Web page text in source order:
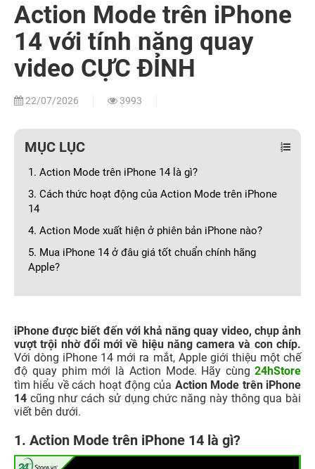
Action Mode trên iPhone
14 với tính năng quay
video CỰC ĐỈNH
22/07/2026 3993
MỤC LỤC
1. Action Mode trên iPhone 14 là gì?
3. Cách thức hoạt động của Action Mode trên iPhone
14
4. Action Mode xuất hiện ở phiên bản iPhone nào?
5. Mua iPhone 14 ở đâu giá tốt chuẩn chính hãng
Apple?
iPhone được biết đến với khả năng quay video, chụp ảnh
vượt trội nhờ đổi mới về hiệu năng camera và con chíp.
Với dòng iPhone 14 mới ra mắt, Apple giới thiệu một chế
độ quay phim mới là Action Mode. Hãy cùng 24hStore
tìm hiểu về cách hoạt động của Action Mode trên iPhone
14 cũng như cách sử dụng chức năng này thông qua bài
viết bên dưới.
1. Action Mode trên iPhone 14 là gì?